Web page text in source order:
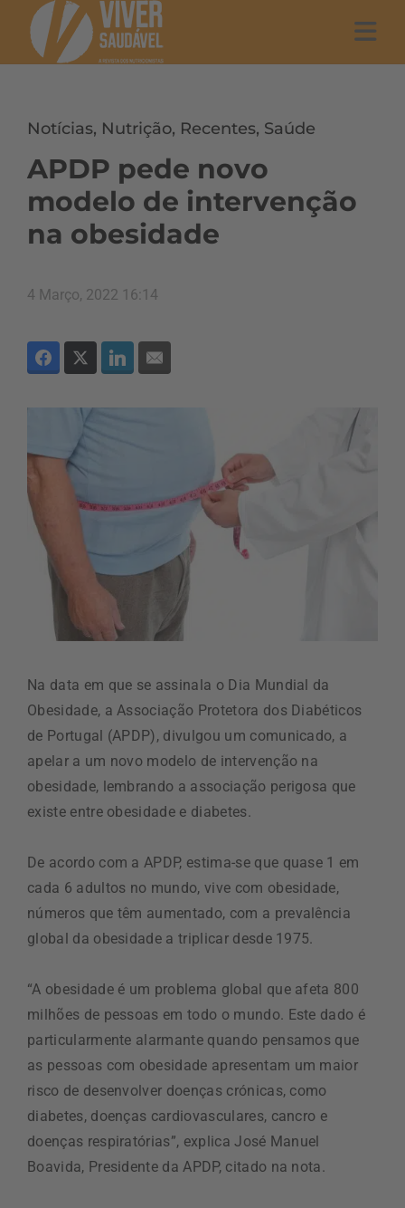
Notícias, Nutrição, Recentes, Saúde
APDP pede novo
modelo de intervenção
na obesidade
4 Março, 2022 16:14
Na data em que se assinala o Dia Mundial da
Obesidade, a Associação Protetora dos Diabéticos
de Portugal (APDP), divulgou um comunicado, a
apelar a um novo modelo de intervenção na
obesidade, lembrando a associação perigosa que
existe entre obesidade e diabetes.
De acordo com a APDP, estima-se que quase 1 em
cada 6 adultos no mundo, vive com obesidade,
números que têm aumentado, com a prevalência
global da obesidade a triplicar desde 1975.
“A obesidade é um problema global que afeta 800
milhões de pessoas em todo o mundo. Este dado é
particularmente alarmante quando pensamos que
as pessoas com obesidade apresentam um maior
risco de desenvolver doenças crónicas, como
diabetes, doenças cardiovasculares, cancro e
doenças respiratórias”, explica José Manuel
Boavida, Presidente da APDP, citado na nota.